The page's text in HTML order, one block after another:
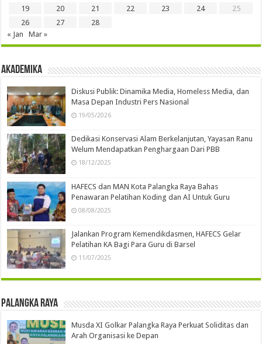
19
20 21 22 23 24
25
26
27
28
« Jan
Mar »
Akademika
Diskusi Publik: Dinamika Media, Homeless Media, dan
Masa Depan Industri Pers Nasional
19/05/2026
Dedikasi Konservasi Alam Berkelanjutan, Yayasan Ranu
Welum Mendapatkan Penghargaan Dari PBB
18/12/2025
HAFECS dan MAN Kota Palangka Raya Bahas
Penawaran Pelatihan Koding dan AI Untuk Guru
08/08/2025
Jalankan Program Kemendikdasmen, HAFECS Gelar
Pelatihan KA Bagi Para Guru di Barsel
11/07/2025
Palangka Raya
Musda XI Golkar Palangka Raya Perkuat Soliditas dan
Arah Organisasi ke Depan